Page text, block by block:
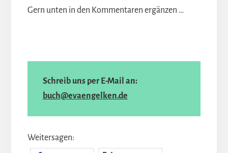
Gern unten in den Kommentaren ergänzen …
Schreib uns per E-Mail an:
buch@evaengelken.de
Weitersagen: